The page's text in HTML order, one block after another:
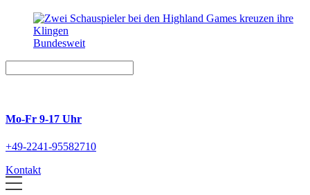
Bundesweit
Mo-Fr 9-17 Uhr
+49-2241-95582710
Kontakt